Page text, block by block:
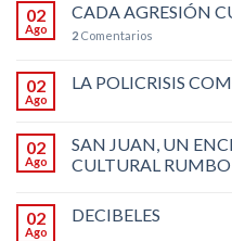
02
Ago
CADA AGRESIÓN
2 Comentarios
02
Ago
LA POLICRISIS
02
Ago
SAN JUAN, UN
CULTURAL
02
Ago
DECIBELES